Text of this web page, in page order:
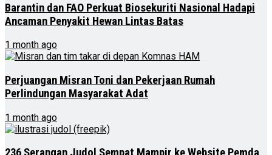
Barantin dan FAO Perkuat Biosekuriti Nasional Hadapi
Ancaman Penyakit Hewan Lintas Batas
1 month ago
Perjuangan Misran Toni dan Pekerjaan Rumah
Perlindungan Masyarakat Adat
1 month ago